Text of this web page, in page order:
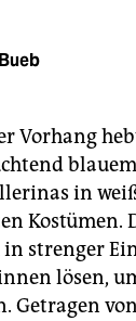
Vorhang
in
Kostümen.
strenger
lösen,
Getragen von